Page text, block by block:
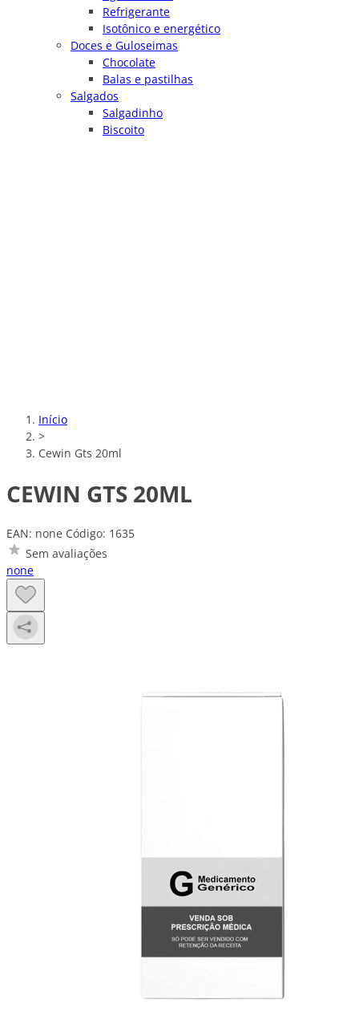
Refrigerante
Isotônico e energético
Doces e Guloseimas
Chocolate
Balas e pastilhas
Salgados
Salgadinho
Biscoito
Início
>
Cewin Gts 20ml
CEWIN GTS 20ML
EAN: none Código: 1635
Sem avaliações
none